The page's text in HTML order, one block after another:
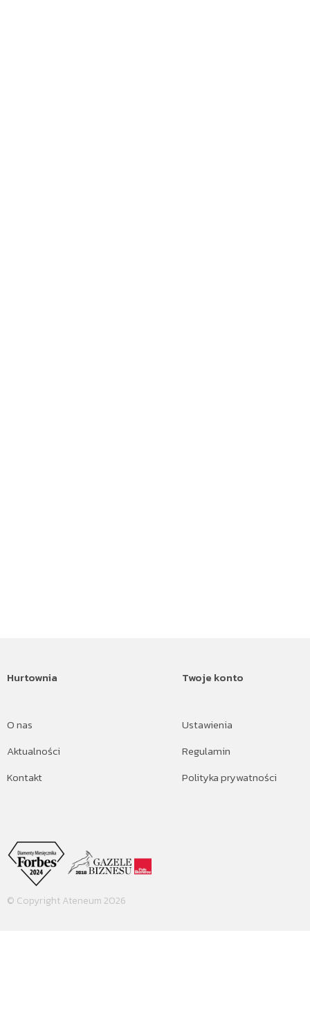
Hurtownia
O nas
Aktualności
Kontakt
Twoje konto
Ustawienia
Regulamin
Polityka prywatności
© Copyright Ateneum 2026